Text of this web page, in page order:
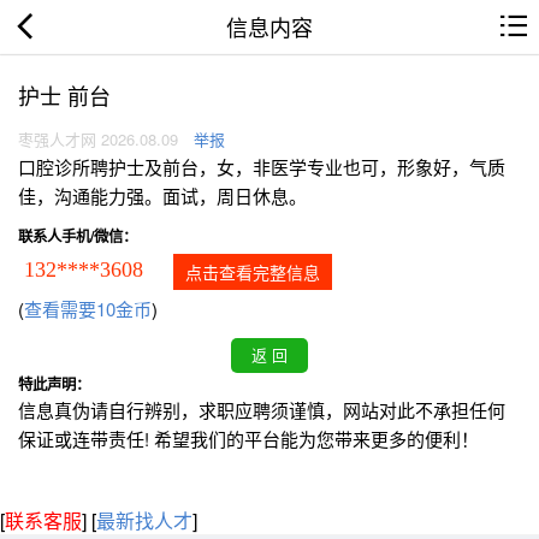
信息内容
护士 前台
枣强人才网 2026.08.09 举报
口腔诊所聘护士及前台，女，非医学专业也可，形象好，气质
佳，沟通能力强。面试，周日休息。
联系人手机/微信：
132****3608 点击查看完整信息
(查看需要10金币)
特此声明：
信息真伪请自行辨别，求职应聘须谨慎，网站对此不承担任何
保证或连带责任! 希望我们的平台能为您带来更多的便利！
[联系客服] [最新找人才]